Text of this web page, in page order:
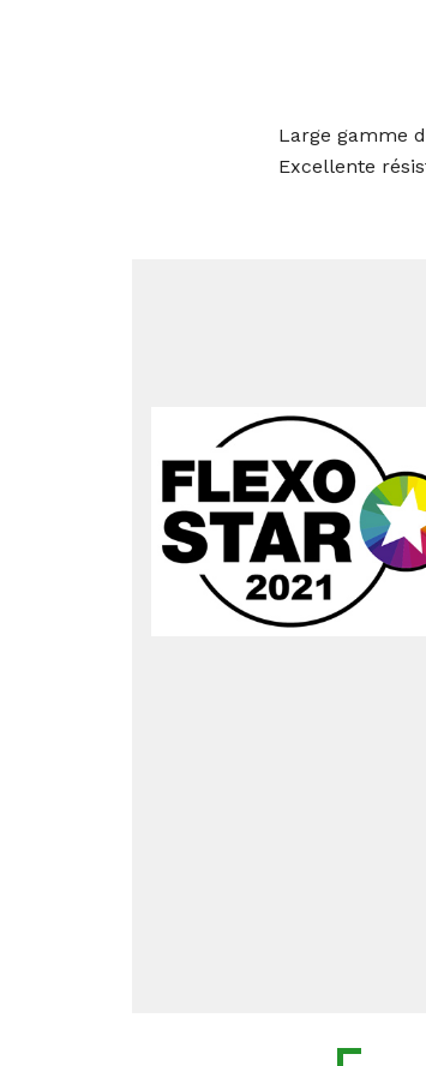
Large gamme
Excellente